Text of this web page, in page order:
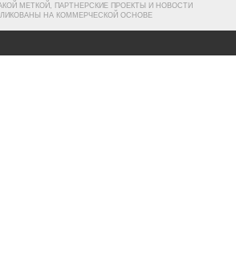
МЕТКОЙ, ПАРТНЕРСКИЕ ПРОЕКТЫ И НОВОСТИ
НА КОММЕРЧЕСКОЙ ОСНОВЕ